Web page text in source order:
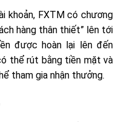
khoản, FXTM có chương
hàng thân thiết” lên tới
được hoàn lại lên đến
thể rút bằng tiền mặt và
tham gia nhận thưởng.